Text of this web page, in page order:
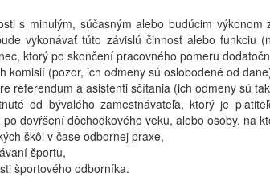
s minulým, súčasným alebo budúcim
vykonávať túto závislú činnosť alebo funkciu
ktorý po skončení pracovného pomeru
komisií (pozor, ich odmeny sú oslobodené od
referendum a asistenti sčítania (ich odmeny sú
od bývalého zamestnávateľa, ktorý je
dovŕšení dôchodkového veku, alebo osoby, na
škôl v čase odbornej praxe,
športu,
športového odborníka.